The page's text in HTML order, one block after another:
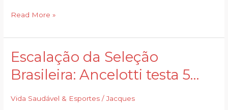
da
Read More »
Escalação da Seleção
Brasileira: Ancelotti testa 5…
Vida Saudável & Esportes /Jacques
Escalação
Seleção